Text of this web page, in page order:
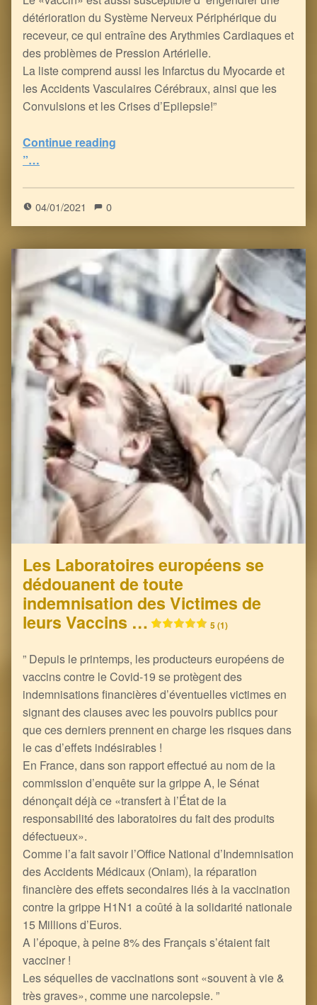
détérioration du Système Nerveux Périphérique du
receveur, ce qui entraîne des Arythmies Cardiaques et
des problèmes de Pression Artérielle.
La liste comprend aussi les Infarctus du Myocarde et
les Accidents Vasculaires Cérébraux, ainsi que les
Convulsions et les Crises d’Epilepsie!”
Continue reading
”…
04/01/2021 0
Les Laboratoires européens se
dédouanent de toute
indemnisation des Victimes de
leurs Vaccins …
5 (1)
” Depuis le printemps, les producteurs européens de
vaccins contre le Covid-19 se protègent des
indemnisations financières d’éventuelles victimes en
signant des clauses avec les pouvoirs publics pour
que ces derniers prennent en charge les risques dans
le cas d’effets indésirables !
En France, dans son rapport effectué au nom de la
commission d’enquête sur la grippe A, le Sénat
dénonçait déjà ce «transfert à l’État de la
responsabilité des laboratoires du fait des produits
défectueux».
Comme l’a fait savoir l’Office National d’Indemnisation
des Accidents Médicaux (Oniam), la réparation
financière des effets secondaires liés à la vaccination
contre la grippe H1N1 a coûté à la solidarité nationale
15 Millions d’Euros.
A l’époque, à peine 8% des Français s’étaient fait
vacciner !
Les séquelles de vaccinations sont «souvent à vie &
très graves», comme une narcolepsie. ”